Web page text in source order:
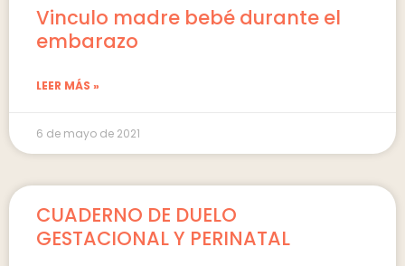
Vinculo madre bebé durante el
embarazo
LEER MÁS »
6 de mayo de 2021
CUADERNO DE DUELO
GESTACIONAL Y PERINATAL